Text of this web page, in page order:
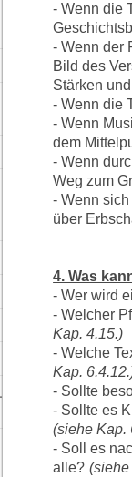
- Wenn die
- Wenn der
Bild des
Stärken
- Wenn die
- Wenn
dem
- Wenn
Weg zum
- Wenn
über
4. Was
- Wer wird
- Welcher
Kap. 4.15.)
- Welche
Kap.
- Sollte
- Sollte es
(siehe Kap.
- Soll es
alle? (siehe